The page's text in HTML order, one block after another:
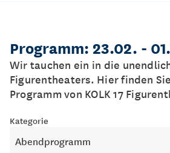
Programm: 23.02. -
Wir tauchen ein in die
Figurentheaters. Hier finden
Programm von KOLK 17
Kategorie
Abendprogramm